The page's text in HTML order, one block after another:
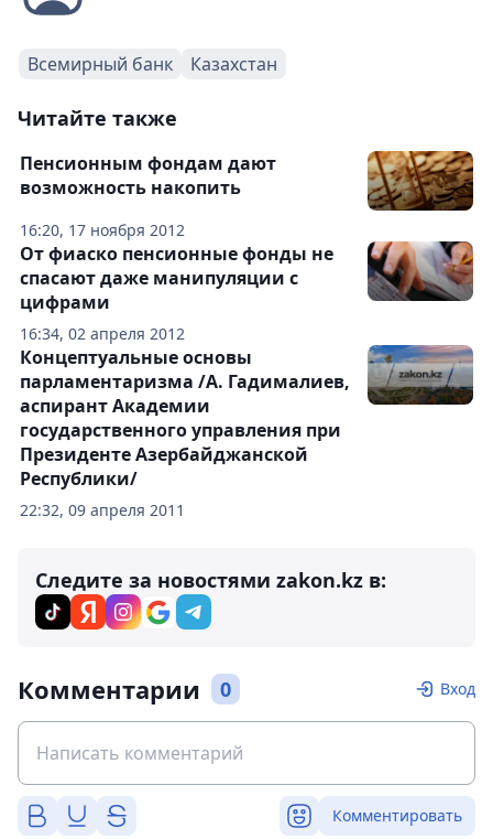
Всемирный банк Казахстан
Читайте также
16:20, 17 ноября 2012
Пенсионным фондам дают
возможность накопить
16:34, 02 апреля 2012
От фиаско пенсионные фонды не
спасают даже манипуляции с
цифрами
22:32, 09 апреля 2011
Концептуальные основы
парламентаризма /А. Гадималиев,
аспирант Академии
государственного управления при
Президенте Азербайджанской
Республики/
Следите за новостями zakon.kz в:
Комментарии 0 Вход
Комментировать